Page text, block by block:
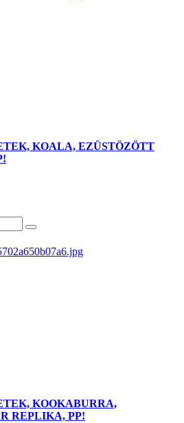
KOALA, EZÜSTÖZÖTT
KOOKABURRA,
REPLIKA, PP!